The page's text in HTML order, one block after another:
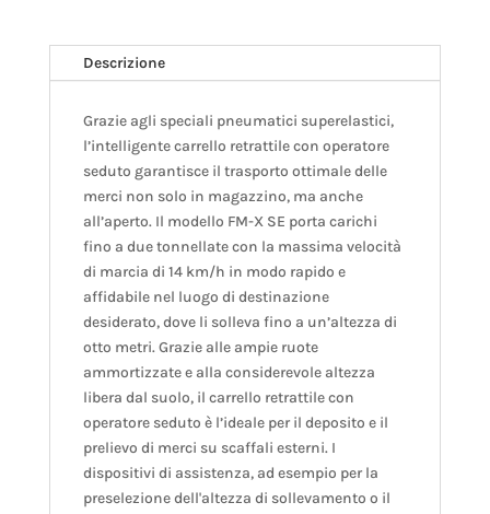
Descrizione
Grazie agli speciali pneumatici superelastici,
l’intelligente carrello retrattile con operatore
seduto garantisce il trasporto ottimale delle
merci non solo in magazzino, ma anche
all’aperto. Il modello FM-X SE porta carichi
fino a due tonnellate con la massima velocità
di marcia di 14 km/h in modo rapido e
affidabile nel luogo di destinazione
desiderato, dove li solleva fino a un’altezza di
otto metri. Grazie alle ampie ruote
ammortizzate e alla considerevole altezza
libera dal suolo, il carrello retrattile con
operatore seduto è l’ideale per il deposito e il
prelievo di merci su scaffali esterni. I
dispositivi di assistenza, ad esempio per la
preselezione dell'altezza di sollevamento o il